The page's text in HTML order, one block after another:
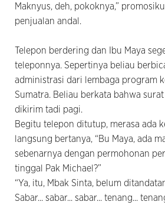
Maknyus, deh, pokoknya,”
penjualan andal.
Telepon berdering dan Ibu Maya
teleponnya. Sepertinya beliau
administrasi dari lembaga program
Sumatra. Beliau berkata bahwa
dikirim tadi pagi.
Begitu telepon ditutup, merasa ada
langsung bertanya, “Bu Maya, ada
sebenarnya dengan permohonan
tinggal Pak Michael?”
“Ya, itu, Mbak Sinta, belum
Sabar... sabar... sabar... tenang...